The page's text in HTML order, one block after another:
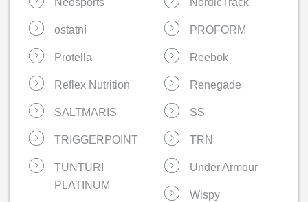
Neosports NordicTrack
ostatní PROFORM
Protella Reebok
Reflex Nutrition Renegade
SALTMARIS SS
TRIGGERPOINT TRN
TUNTURI
PLATINUM
Under Armour
Wispy